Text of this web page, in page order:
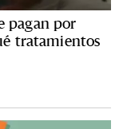
pagan por
tratamientos